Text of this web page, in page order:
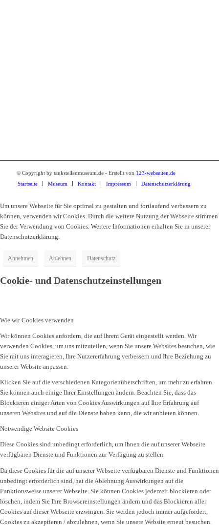
© Copyright by tankstellenmuseum.de - Erstellt von 123-webseiten.de
Startseite
Museum Kontakt Impressum Datenschutzerklärung
Um unsere Webseite für Sie optimal zu gestalten und fortlaufend verbessern zu
können, verwenden wir Cookies. Durch die weitere Nutzung der Webseite stimmen
Sie der Verwendung von Cookies. Weitere Informationen erhalten Sie in unserer
Datenschutzerklärung.
Annehmen Ablehnen Datenschutz
Cookie- und Datenschutzeinstellungen
Wie wir Cookies verwenden
Wir können Cookies anfordern, die auf Ihrem Gerät eingestellt werden. Wir
verwenden Cookies, um uns mitzuteilen, wenn Sie unsere Websites besuchen, wie
Sie mit uns interagieren, Ihre Nutzererfahrung verbessern und Ihre Beziehung zu
unserer Website anpassen.
Klicken Sie auf die verschiedenen Kategorienüberschriften, um mehr zu erfahren.
Sie können auch einige Ihrer Einstellungen ändern. Beachten Sie, dass das
Blockieren einiger Arten von Cookies Auswirkungen auf Ihre Erfahrung auf
unseren Websites und auf die Dienste haben kann, die wir anbieten können.
Notwendige Website Cookies
Diese Cookies sind unbedingt erforderlich, um Ihnen die auf unserer Webseite
verfügbaren Dienste und Funktionen zur Verfügung zu stellen.
Da diese Cookies für die auf unserer Webseite verfügbaren Dienste und Funktionen
unbedingt erforderlich sind, hat die Ablehnung Auswirkungen auf die
Funktionsweise unserer Webseite. Sie können Cookies jederzeit blockieren oder
löschen, indem Sie Ihre Browsereinstellungen ändern und das Blockieren aller
Cookies auf dieser Webseite erzwingen. Sie werden jedoch immer aufgefordert,
Cookies zu akzeptieren / abzulehnen, wenn Sie unsere Website erneut besuchen.